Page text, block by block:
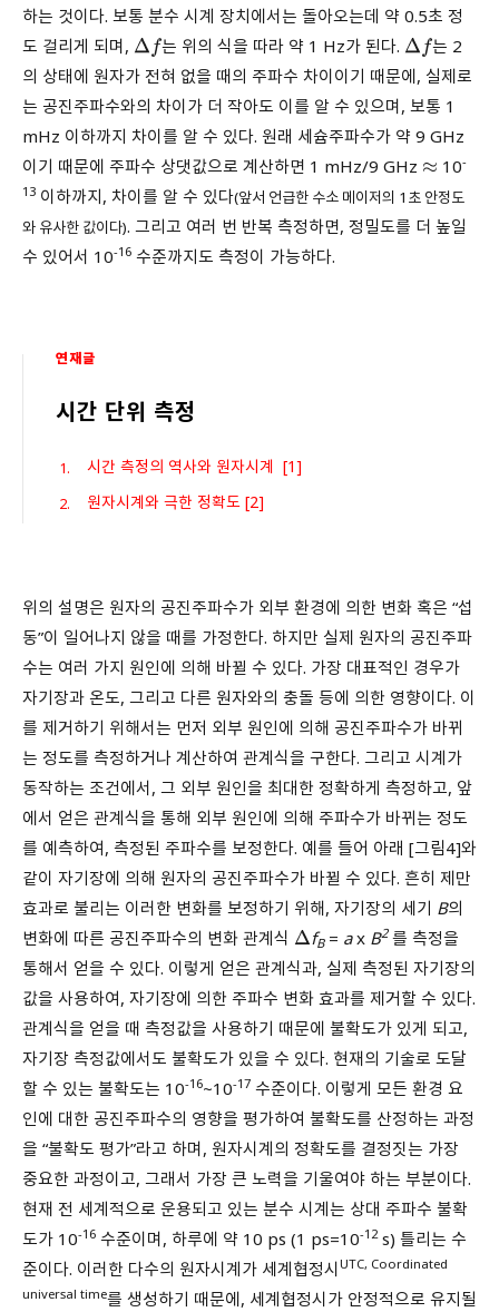
하는 것이다. 보통 분수 시계 장치에서는 돌아오는데 약 0.5초 정
도 걸리게 되며, Δf 는 위의 식을 따라 약 1 Hz가 된다. Δf 는 2
의 상태에 원자가 전혀 없을 때의 주파수 차이이기 때문에, 실제로
는 공진주파수와의 차이가 더 작아도 이를 알 수 있으며, 보통 1
mHz 이하까지 차이를 알 수 있다. 원래 세슘주파수가 약 9 GHz
이기 때문에 주파수 상댓값으로 계산하면 1 mHz/9 GHz ≈ 10-
13 이하까지, 차이를 알 수 있다(앞서 언급한 수소 메이저의 1초 안정도
와 유사한 값이다). 그리고 여러 번 반복 측정하면, 정밀도를 더 높일
수 있어서 10-16 수준까지도 측정이 가능하다.
연재글
시간 단위 측정
시간 측정의 역사와 원자시계 [1]
원자시계와 극한 정확도 [2]
위의 설명은 원자의 공진주파수가 외부 환경에 의한 변화 혹은 “섭
동”이 일어나지 않을 때를 가정한다. 하지만 실제 원자의 공진주파
수는 여러 가지 원인에 의해 바뀔 수 있다. 가장 대표적인 경우가
자기장과 온도, 그리고 다른 원자와의 충돌 등에 의한 영향이다. 이
를 제거하기 위해서는 먼저 외부 원인에 의해 공진주파수가 바뀌
는 정도를 측정하거나 계산하여 관계식을 구한다. 그리고 시계가
동작하는 조건에서, 그 외부 원인을 최대한 정확하게 측정하고, 앞
에서 얻은 관계식을 통해 외부 원인에 의해 주파수가 바뀌는 정도
를 예측하여, 측정된 주파수를 보정한다. 예를 들어 아래 [그림4]와
같이 자기장에 의해 원자의 공진주파수가 바뀔 수 있다. 흔히 제만
효과로 불리는 이러한 변화를 보정하기 위해, 자기장의 세기 B의
변화에 따른 공진주파수의 변화 관계식 Δ fB= ax B2를 측정을
통해서 얻을 수 있다. 이렇게 얻은 관계식과, 실제 측정된 자기장의
값을 사용하여, 자기장에 의한 주파수 변화 효과를 제거할 수 있다.
관계식을 얻을 때 측정값을 사용하기 때문에 불확도가 있게 되고,
자기장 측정값에서도 불확도가 있을 수 있다. 현재의 기술로 도달
할 수 있는 불확도는 10-16~10-17 수준이다. 이렇게 모든 환경 요
인에 대한 공진주파수의 영향을 평가하여 불확도를 산정하는 과정
을 “불확도 평가”라고 하며, 원자시계의 정확도를 결정짓는 가장
중요한 과정이고, 그래서 가장 큰 노력을 기울여야 하는 부분이다.
현재 전 세계적으로 운용되고 있는 분수 시계는 상대 주파수 불확
도가 10-16 수준이며, 하루에 약 10 ps (1 ps=10-12s) 틀리는 수
준이다. 이러한 다수의 원자시계가 세계협정시UTC, Coordinated
universal time를 생성하기 때문에, 세계협정시가 안정적으로 유지될